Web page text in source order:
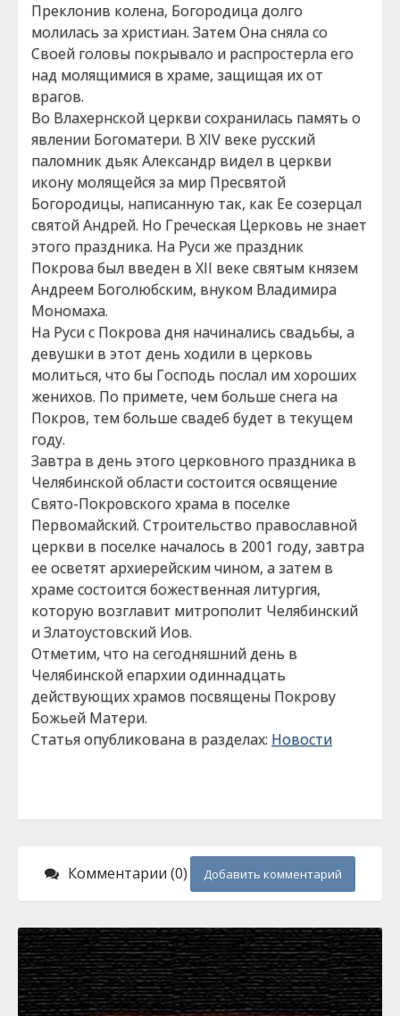
Преклонив колена, Богородица долго
молилась за христиан. Затем Она сняла со
Своей головы покрывало и распростерла его
над молящимися в храме, защищая их от
врагов.
Во Влахернской церкви сохранилась память о
явлении Богоматери. В XIV веке русский
паломник дьяк Александр видел в церкви
икону молящейся за мир Пресвятой
Богородицы, написанную так, как Ее созерцал
святой Андрей. Но Греческая Церковь не знает
этого праздника. На Руси же праздник
Покрова был введен в XII веке святым князем
Андреем Боголюбским, внуком Владимира
Мономаха.
На Руси с Покрова дня начинались свадьбы, а
девушки в этот день ходили в церковь
молиться, что бы Господь послал им хороших
женихов. По примете, чем больше снега на
Покров, тем больше свадеб будет в текущем
году.
Завтра в день этого церковного праздника в
Челябинской области состоится освящение
Свято-Покровского храма в поселке
Первомайский. Строительство православной
церкви в поселке началось в 2001 году, завтра
ее осветят архиерейским чином, а затем в
храме состоится божественная литургия,
которую возглавит митрополит Челябинский
и Златоустовский Иов.
Отметим, что на сегодняшний день в
Челябинской епархии одиннадцать
действующих храмов посвящены Покрову
Божьей Матери.
Статья опубликована в разделах: Новости
Комментарии (0) Добавить комментарий